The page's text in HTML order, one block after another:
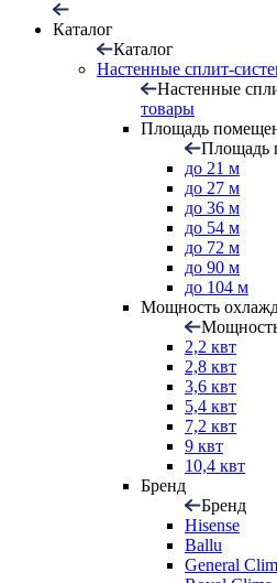
Каталог
Каталог
Настенные сплит-
Настенные
товары
Площадь
Площадь
до 21 м
до 27 м
до 36 м
до 54 м
до 72 м
до 90 м
до 104 м
Мощность
2,2 квт
2,8 квт
3,6 квт
5,4 квт
7,2 квт
9 квт
10,4 квт
Бренд
Бренд
Hisense
Ballu
General